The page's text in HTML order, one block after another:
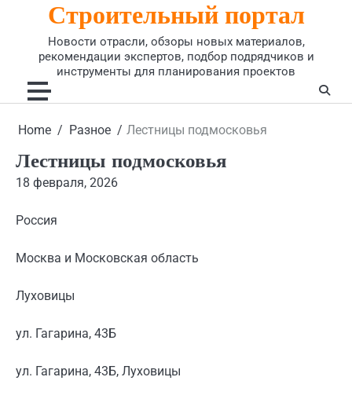
Строительный портал
Новости отрасли, обзоры новых материалов,
рекомендации экспертов, подбор подрядчиков и
инструменты для планирования проектов
Home Разное Лестницы подмосковья
Лестницы подмосковья
18 февраля, 2026
Россия
Москва и Московская область
Луховицы
ул. Гагарина, 43Б
ул. Гагарина, 43Б, Луховицы